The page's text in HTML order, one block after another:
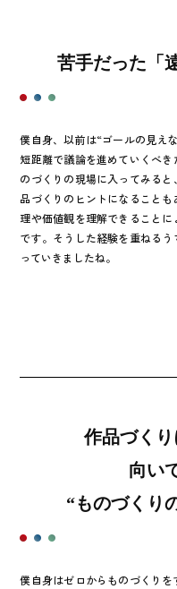
苦手だった「
僕自身、以前は“ゴールの見え
短距離で議論を進めていくべ
のづくりの現場に入ってみる
品づくりのヒントになること
理や価値観を理解できること
です。そうした経験を重ねる
っていきましたね。
作品づく
向い
“ものづくり
僕自身はゼロからものづくり